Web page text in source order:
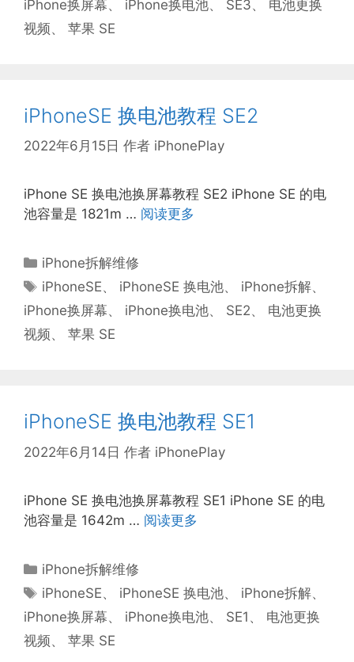
iPhone换屏幕、 iPhone换电池、 SE3、 电池更换
视频、 苹果 SE
iPhoneSE 换电池教程 SE2
2022年6月15日 作者 iPhonePlay
iPhone SE 换电池换屏幕教程 SE2 iPhone SE 的电
池容量是 1821m … 阅读更多
分
类
iPhone拆解维修
标
签
iPhoneSE、 iPhoneSE 换电池、 iPhone拆解、
iPhone换屏幕、 iPhone换电池、 SE2、 电池更换
视频、 苹果 SE
iPhoneSE 换电池教程 SE1
2022年6月14日 作者 iPhonePlay
iPhone SE 换电池换屏幕教程 SE1 iPhone SE 的电
池容量是 1642m … 阅读更多
分
类
iPhone拆解维修
标
iPhoneSE、 iPhoneSE 换电池、 iPhone拆解、
iPhone换屏幕、 iPhone换电池、 SE1 、 电池更换
视频、 苹果 SE